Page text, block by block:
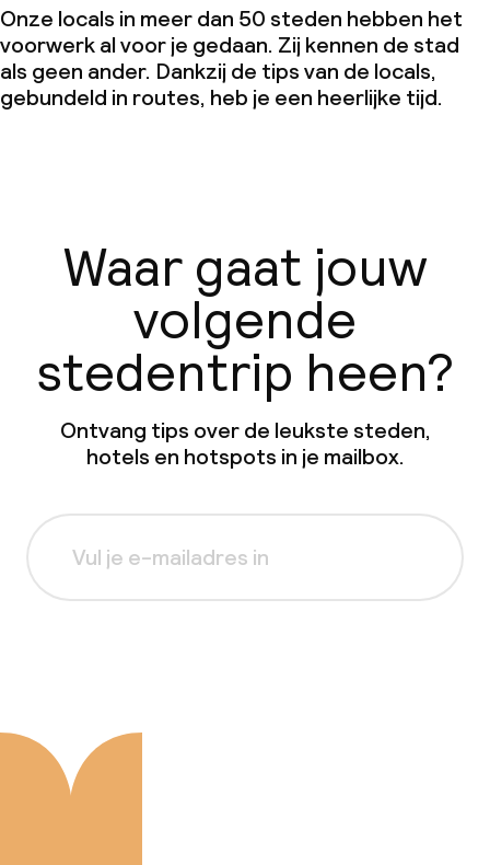
Onze locals in meer dan 50 steden hebben het
voorwerk al voor je gedaan. Zij kennen de stad
als geen ander. Dankzij de tips van de locals,
gebundeld in routes, heb je een heerlijke tijd.
Waar gaat jouw
volgende
stedentrip heen?
Ontvang tips over de leukste steden,
hotels en hotspots in je mailbox.